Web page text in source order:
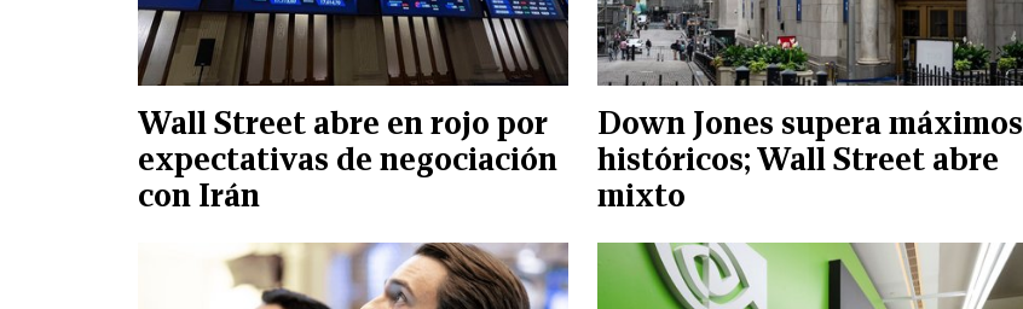
Wall Street abre en rojo por
expectativas de negociación
con Irán
Down Jones supera máximos
históricos; Wall Street abre
mixto